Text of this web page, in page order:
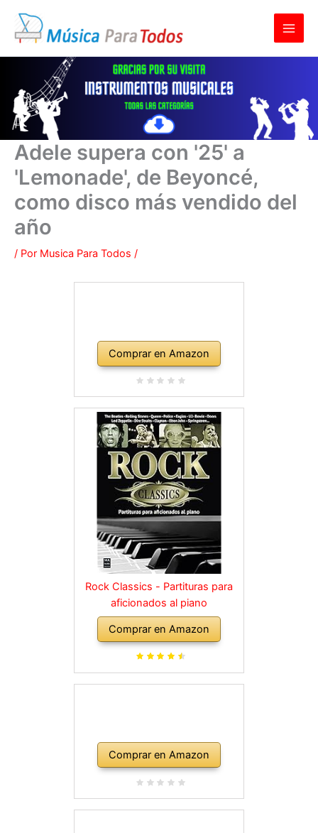
contenido
Adele supera con '25' a
'Lemonade', de Beyoncé,
como disco más vendido del
año
/ Por Musica Para Todos /
Comprar en Amazon
Rock Classics - Partituras para
aficionados al piano
Comprar en Amazon
Comprar en Amazon